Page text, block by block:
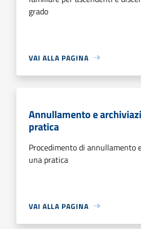
grado
VAI ALLA PAGINA
Annullamento e
pratica
Procedimento di annullamento
una pratica
VAI ALLA PAGINA